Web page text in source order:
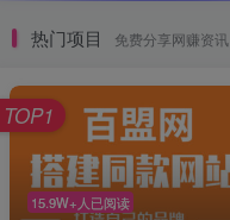
热门项目 免费分享网赚资讯
15.9W+人已阅读
TOP1